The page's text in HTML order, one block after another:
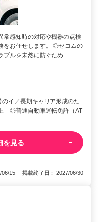
常感知時の対応や機器の点検
をお任せします。 ◎セコムの
ブルを未然に防ぐため…
イ／長期キャリア形成のた
◎普通自動車運転免許（AT
を見る
06/15 掲載終了日： 2027/06/30